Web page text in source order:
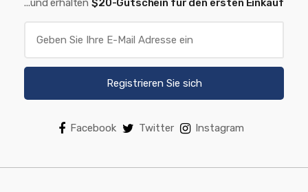
...und erhalten $20-Gutschein für den ersten Einkauf
Registrieren Sie sich
Facebook Twitter Instagram